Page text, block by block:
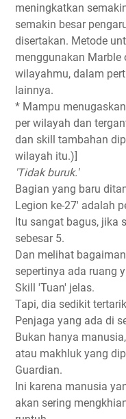
meningkatkan
semakin besar
disertakan. Metode
menggunakan Marble
wilayahmu, dalam
lainnya.
* Mampu
per wilayah dan
dan skill tambahan
wilayah itu.)]
'Tidak buruk.'
Bagian yang baru
Legion ke-27' adalah
Itu sangat bagus, jika
sebesar 5.
Dan melihat
sepertinya ada ruang
Skill 'Tuan' jelas.
Tapi, dia sedikit
Penjaga yang ada di
Bukan hanya
atau makhluk yang
Guardian.
Ini karena manusia
akan sering